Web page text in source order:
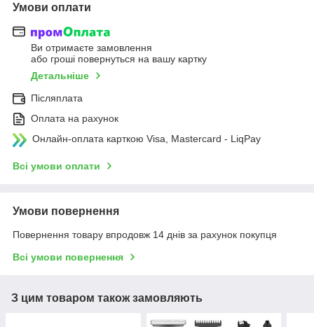
Умови оплати
Ви отримаєте замовлення
або гроші повернуться на вашу картку
Детальніше
Післяплата
Оплата на рахунок
Онлайн-оплата карткою Visa, Mastercard - LiqPay
Всі умови оплати
Умови повернення
Повернення товару впродовж 14 днів за рахунок покупця
Всі умови повернення
З цим товаром також замовляють